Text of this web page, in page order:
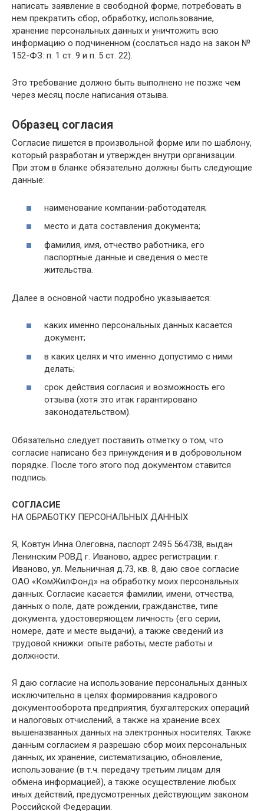
написать заявление в свободной форме, потребовать в
нем прекратить сбор, обработку, использование,
хранение персональных данных и уничтожить всю
информацию о подчиненном (сослаться надо на закон №
152-ФЗ: п. 1 ст. 9 и п. 5 ст. 22).
Это требование должно быть выполнено не позже чем
через месяц после написания отзыва.
Образец согласия
Согласие пишется в произвольной форме или по шаблону,
который разработан и утвержден внутри организации.
При этом в бланке обязательно должны быть следующие
данные:
наименование компании-работодателя;
место и дата составления документа;
фамилия, имя, отчество работника, его
паспортные данные и сведения о месте
жительства.
Далее в основной части подробно указывается:
каких именно персональных данных касается
документ;
в каких целях и что именно допустимо с ними
делать;
срок действия согласия и возможность его
отзыва (хотя это итак гарантировано
законодательством).
Обязательно следует поставить отметку о том, что
согласие написано без принуждения и в добровольном
порядке. После того этого под документом ставится
подпись.
СОГЛАСИЕ
НА ОБРАБОТКУ ПЕРСОНАЛЬНЫХ ДАННЫХ
Я, Ковтун Инна Олеговна, паспорт 2495 564738, выдан
Ленинским РОВД г. Иваново, адрес регистрации: г.
Иваново, ул. Мельничная д.73, кв. 8, даю свое согласие
ОАО «КомЖилФонд» на обработку моих персональных
данных. Согласие касается фамилии, имени, отчества,
данных о поле, дате рождении, гражданстве, типе
документа, удостоверяющем личность (его серии,
номере, дате и месте выдачи), а также сведений из
трудовой книжки: опыте работы, месте работы и
должности.
Я даю согласие на использование персональных данных
исключительно в целях формирования кадрового
документооборота предприятия, бухгалтерских операций
и налоговых отчислений, а также на хранение всех
вышеназванных данных на электронных носителях. Также
данным согласием я разрешаю сбор моих персональных
данных, их хранение, систематизацию, обновление,
использование (в т.ч. передачу третьим лицам для
обмена информацией), а также осуществление любых
иных действий, предусмотренных действующим законом
Российской Федерации.